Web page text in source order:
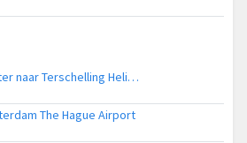
Ambulancehelikopter naar Terschelling Heliport
The Hague Airport